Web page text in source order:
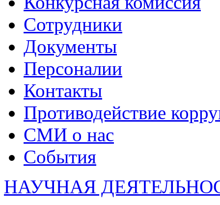
Сотрудники
Документы
Персоналии
Контакты
Противодействие
СМИ о нас
События
НАУЧНАЯ